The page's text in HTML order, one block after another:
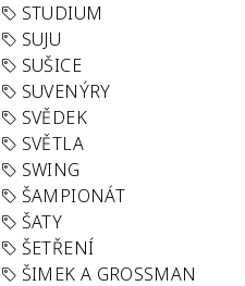
STUDIUM
SUJU
SUŠICE
SUVENÝRY
SVĚDEK
SVĚTLA
SWING
ŠAMPIONÁT
ŠATY
ŠETŘENÍ
ŠIMEK A GROSSMAN